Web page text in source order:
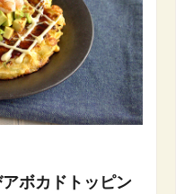
ボカドトッピン